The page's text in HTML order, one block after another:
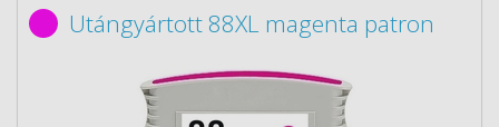
Utángyártott 88XL magenta patron